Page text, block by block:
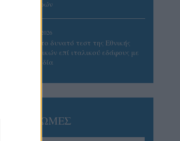
Πατρών
05/08/2026
Πρώτο δυνατό τεστ της Εθνικής
Γυναικών επί ιταλικού εδάφους με
Σουηδία
ΓΝΩΜΕΣ